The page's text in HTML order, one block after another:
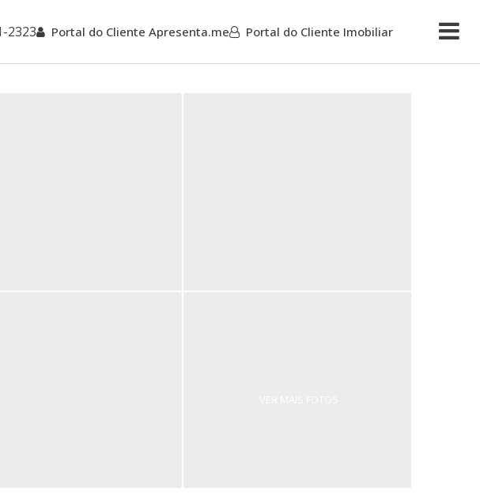
2323 Portal do Cliente Apresenta.me Portal do Cliente Imobiliar